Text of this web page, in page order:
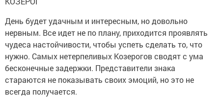
День будет удачным и интересным, но довольно
нервным. Все идет не по плану, приходится проявлять
чудеса настойчивости, чтобы успеть сделать то, что
нужно. Самых нетерпеливых Козерогов сводят с ума
бесконечные задержки. Представители знака
стараются не показывать своих эмоций, но это не
всегда получается.